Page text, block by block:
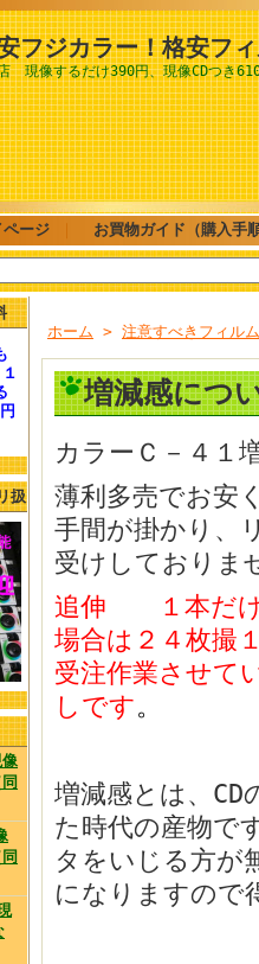
フジカラー！格安フ
現像するだけ390円、現像CDつき
ページ お買物ガイド（購入手
扱
ホーム > 注意すべきフィルム
増減感につ
カラーＣ－４１
薄利多売でお安
手間が掛かり、
受けしておりま
追伸
１本だ
場合は２４枚撮
受注作業させて
しです。
増減感とは、
た時代の産物で
タをいじる方が
になりますので